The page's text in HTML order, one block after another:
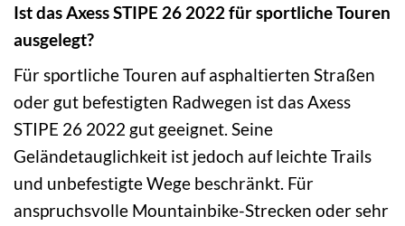
Ist das Axess STIPE 26 2022 für sportliche Touren
ausgelegt?
Für sportliche Touren auf asphaltierten Straßen
oder gut befestigten Radwegen ist das Axess
STIPE 26 2022 gut geeignet. Seine
Geländetauglichkeit ist jedoch auf leichte Trails
und unbefestigte Wege beschränkt. Für
anspruchsvolle Mountainbike-Strecken oder sehr